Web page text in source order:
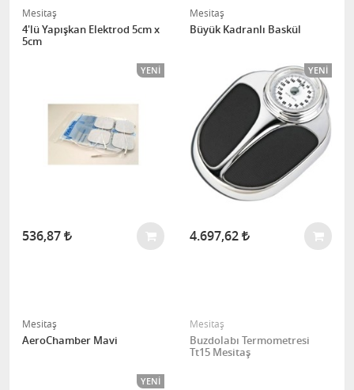
Mesitaş
4'lü Yapışkan Elektrod 5cm x
5cm
YENI
536,87
Mesitaş
Büyük Kadranlı Baskül
YENI
4.697,62
Mesitaş
AeroChamber Mavi
YENI
Mesitaş
Buzdolabı Termometresi
Tt15 Mesitaş